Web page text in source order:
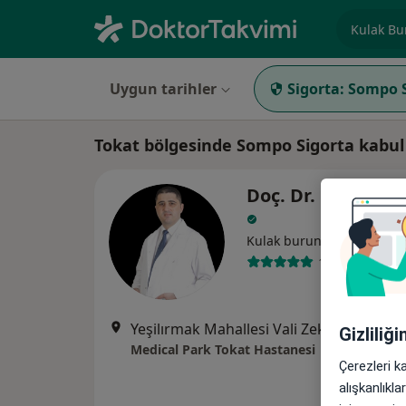
Uygun tarihler Sigorta: Sompo
Tokat bölgesinde Sompo Sigorta
Doç. Dr. Ceyhun
Kulak burun boğaz
13 görüş
Yeşilırmak Mahallesi Vali Zekai Gümüşdiş Bulvarı No:29, Tokat
Medical Park Tokat Hastanesi
Çerezleri